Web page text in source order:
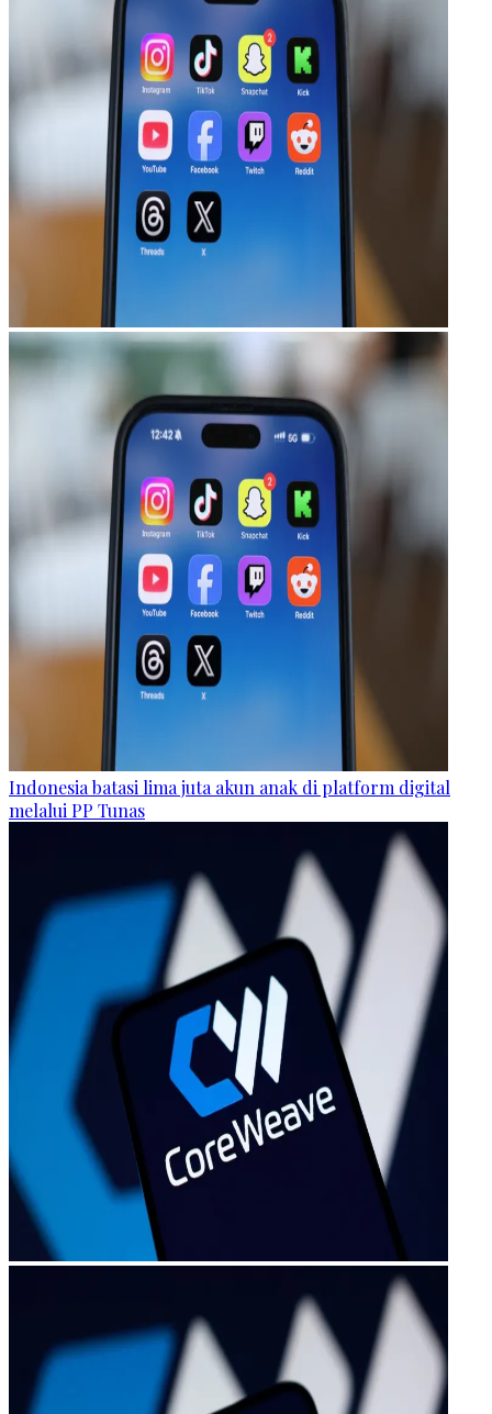
Indonesia batasi lima juta akun anak di platform digital
melalui PP Tunas